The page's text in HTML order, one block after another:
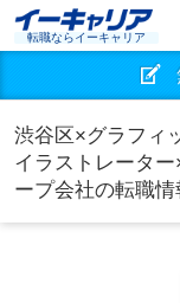
転職ならイーキャリア
渋谷区×グラフィ
イラストレータ
ープ会社の転職情